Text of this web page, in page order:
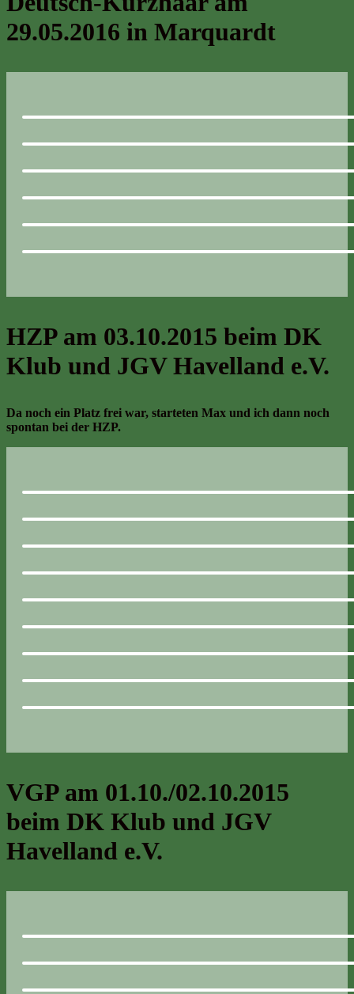
29.05.2016 in Marquardt
HZP am 03.10.2015 beim DK
Klub und JGV Havelland e.V.
Da noch ein Platz frei war, starteten Max und ich dann noch
spontan bei der HZP.
VGP am 01.10./02.10.2015
beim DK Klub und JGV
Havelland e.V.